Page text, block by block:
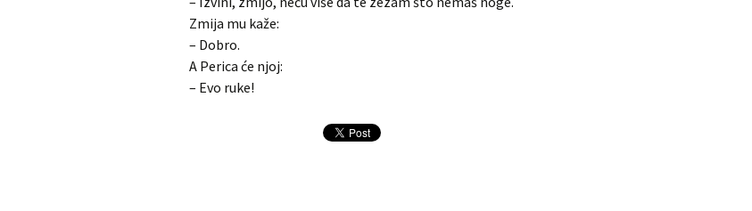
Zmija mu kaže:
– Dobro.
A Perica će njoj:
– Evo ruke!